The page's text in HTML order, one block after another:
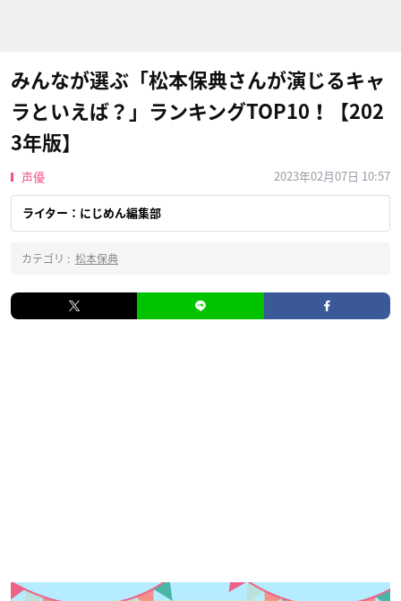
みんなが選ぶ「松本保典さんが演じるキャ
ラといえば？」ランキングTOP10！【202
3年版】
声優 2023年02月07日 10:57
ライター：にじめん編集部
カテゴリ : 松本保典